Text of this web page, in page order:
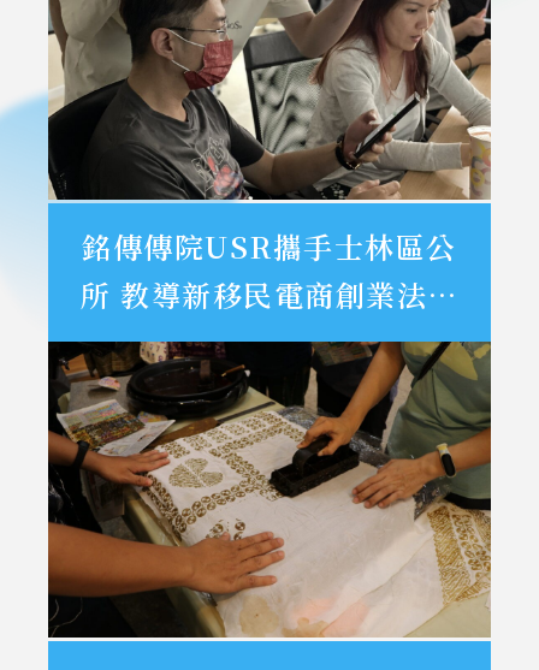
銘傳傳院USR攜手士林區公
所 教導新移民電商創業法律
事